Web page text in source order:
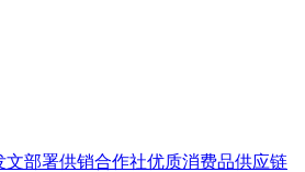
文部署供销合作社优质消费品供应链